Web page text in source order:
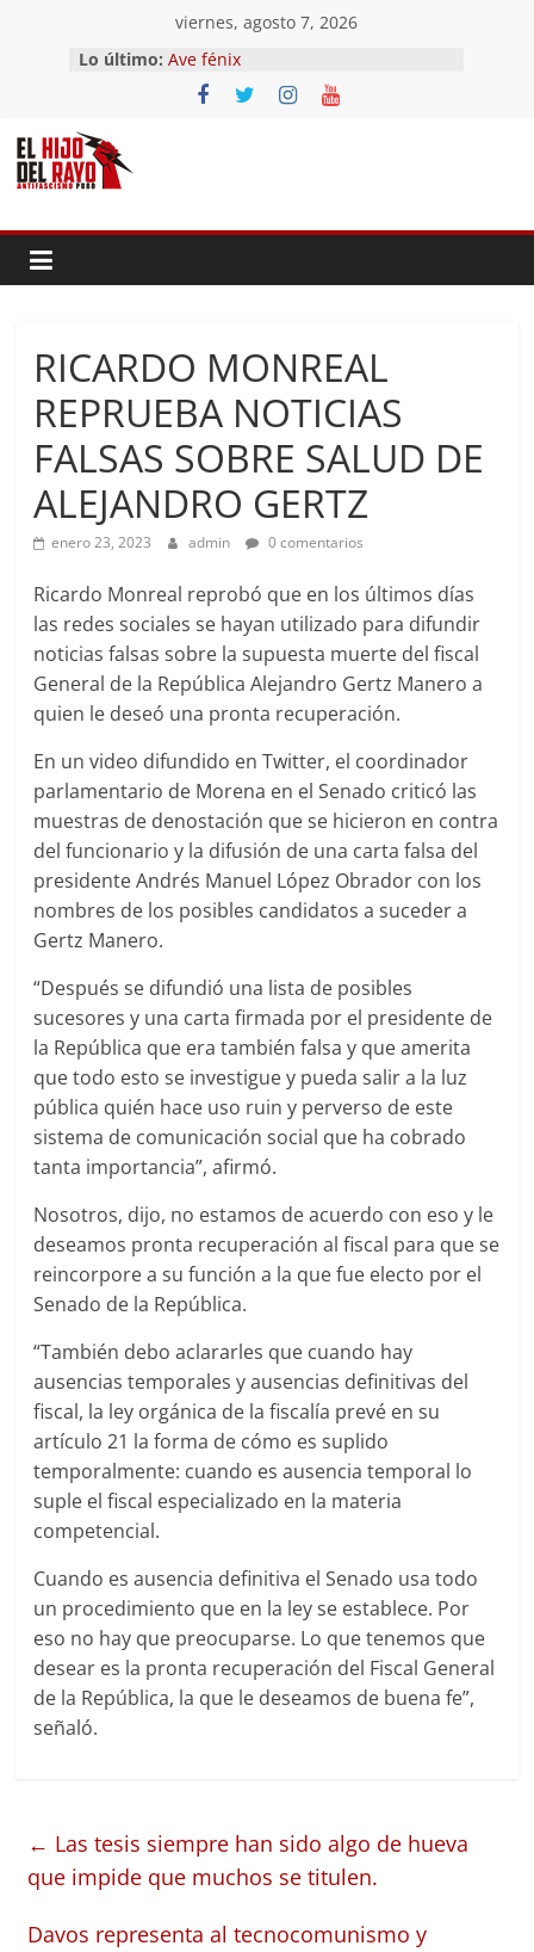
contenido
viernes, agosto 7, 2026
Lo último: Ave fénix
¿Dios no existe?
First Time
RICARDO MONREAL
REPRUEBA NOTICIAS
FALSAS SOBRE SALUD DE
ALEJANDRO GERTZ
enero 23, 2023 admin 0 comentarios
Ricardo Monreal reprobó que en los últimos días
las redes sociales se hayan utilizado para difundir
noticias falsas sobre la supuesta muerte del fiscal
General de la República Alejandro Gertz Manero a
quien le deseó una pronta recuperación.
En un video difundido en Twitter, el coordinador
parlamentario de Morena en el Senado criticó las
muestras de denostación que se hicieron en contra
del funcionario y la difusión de una carta falsa del
presidente Andrés Manuel López Obrador con los
nombres de los posibles candidatos a suceder a
Gertz Manero.
“Después se difundió una lista de posibles
sucesores y una carta firmada por el presidente de
la República que era también falsa y que amerita
que todo esto se investigue y pueda salir a la luz
pública quién hace uso ruin y perverso de este
sistema de comunicación social que ha cobrado
tanta importancia”, afirmó.
Nosotros, dijo, no estamos de acuerdo con eso y le
deseamos pronta recuperación al fiscal para que se
reincorpore a su función a la que fue electo por el
Senado de la República.
“También debo aclararles que cuando hay
ausencias temporales y ausencias definitivas del
fiscal, la ley orgánica de la fiscalía prevé en su
artículo 21 la forma de cómo es suplido
temporalmente: cuando es ausencia temporal lo
suple el fiscal especializado en la materia
competencial.
Cuando es ausencia definitiva el Senado usa todo
un procedimiento que en la ley se establece. Por
eso no hay que preocuparse. Lo que tenemos que
desear es la pronta recuperación del Fiscal General
de la República, la que le deseamos de buena fe”,
señaló.
← Las tesis siempre han sido algo de hueva
que impide que muchos se titulen.
Davos representa al tecnocomunismo y